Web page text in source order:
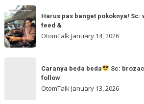
feed
trip.a_rentcar
“
browse
Harus
pas
banget
pokoknya!
wahidmobil.id
Harus pas banget pokoknya! Sc:
feed &
OtomTalkJanuary 14, 2026
Caranya beda beda
Sc:
follow
OtomTalk January 13, 2026